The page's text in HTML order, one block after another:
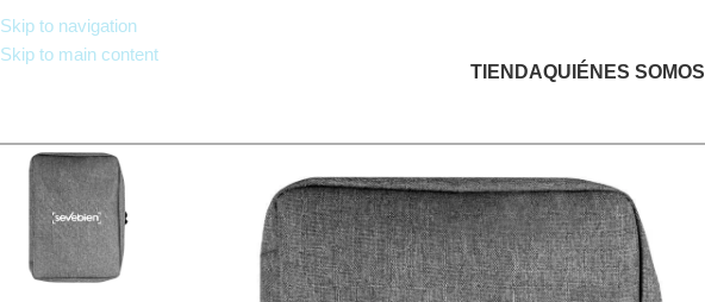
Skip to navigation
Skip to main content
TIENDAQUIÉNES SOMOS